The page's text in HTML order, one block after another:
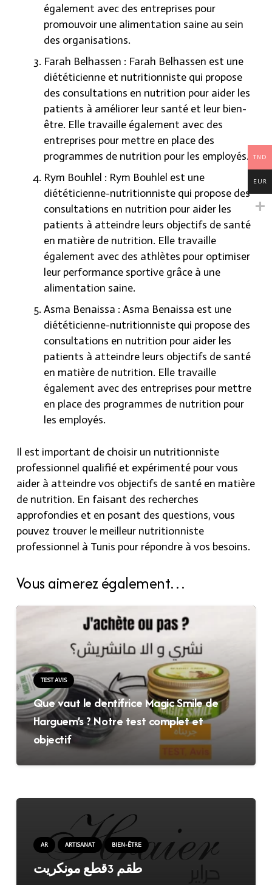
également avec des entreprises pour
promouvoir une alimentation saine au sein
des organisations.
Farah Belhassen : Farah Belhassen est une
diététicienne et nutritionniste qui propose
des consultations en nutrition pour aider les
patients à améliorer leur santé et leur bien-
être. Elle travaille également avec des
entreprises pour mettre en place des
programmes de nutrition pour les employés.
Rym Bouhlel : Rym Bouhlel est une
diététicienne-nutritionniste qui propose des
consultations en nutrition pour aider les
patients à atteindre leurs objectifs de santé
en matière de nutrition. Elle travaille
également avec des athlètes pour optimiser
leur performance sportive grâce à une
alimentation saine.
Asma Benaissa : Asma Benaissa est une
diététicienne-nutritionniste qui propose des
consultations en nutrition pour aider les
patients à atteindre leurs objectifs de santé
en matière de nutrition. Elle travaille
également avec des entreprises pour mettre
en place des programmes de nutrition pour
les employés.
Il est important de choisir un nutritionniste
professionnel qualifié et expérimenté pour vous
aider à atteindre vos objectifs de santé en matière
de nutrition. En faisant des recherches
approfondies et en posant des questions, vous
pouvez trouver le meilleur nutritionniste
professionnel à Tunis pour répondre à vos besoins.
Vous aimerez également…
TEST AVIS
Que vaut le dentifrice Magic Smile de
Harguem’s ? Notre test complet et
objectif
AR ARTISANAT BIEN-ÊTRE
طقم 3قطع مونكريت
TND
EUR